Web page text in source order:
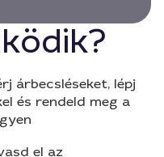
árbecsléseket, lépj
és rendeld meg a
el az